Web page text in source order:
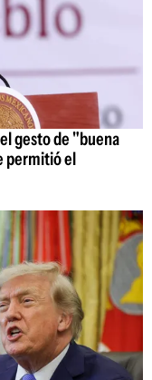
gesto de "buena
permitió el